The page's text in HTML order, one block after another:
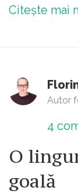
Citește mai
Autor
4
O
goală